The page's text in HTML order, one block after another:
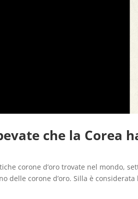
che la Corea
corone d’oro trovate nel mondo,
delle corone d’oro. Silla è